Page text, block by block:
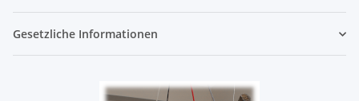
Gesetzliche Informationen